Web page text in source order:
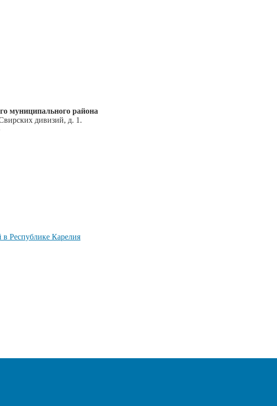
муниципального района
дивизий, д. 1.